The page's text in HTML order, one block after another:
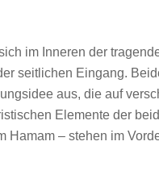
im Inneren der
seitlichen Eingang.
aus, die auf
Elemente der
Hamam – stehen im